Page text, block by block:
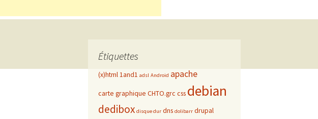
Étiquettes
(x)html 1and1 adsl Android apache
carte graphique CHTO.grc css debian
dedibox disque dur dns dolibarr drupal